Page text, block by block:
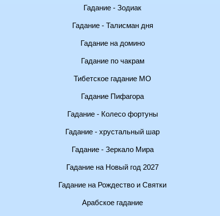
Гадание - Зодиак
Гадание - Талисман дня
Гадание на домино
Гадание по чакрам
Тибетское гадание МО
Гадание Пифагора
Гадание - Колесо фортуны
Гадание - хрустальный шар
Гадание - Зеркало Мира
Гадание на Новый год 2027
Гадание на Рождество и Святки
Арабское гадание